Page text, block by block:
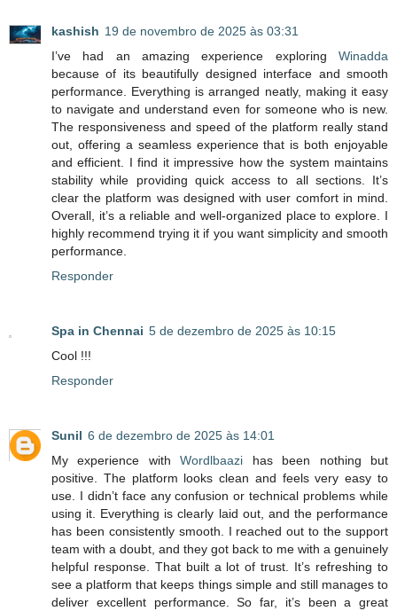
kashish 19 de novembro de 2025 às 03:31
I’ve had an amazing experience exploring Winadda
because of its beautifully designed interface and smooth
performance. Everything is arranged neatly, making it easy
to navigate and understand even for someone who is new.
The responsiveness and speed of the platform really stand
out, offering a seamless experience that is both enjoyable
and efficient. I find it impressive how the system maintains
stability while providing quick access to all sections. It’s
clear the platform was designed with user comfort in mind.
Overall, it’s a reliable and well-organized place to explore. I
highly recommend trying it if you want simplicity and smooth
performance.
Responder
Spa in Chennai 5 de dezembro de 2025 às 10:15
Cool !!!
Responder
Sunil 6 de dezembro de 2025 às 14:01
My experience withWordlbaazi has been nothing but
positive. The platform looks clean and feels very easy to
use. I didn’t face any confusion or technical problems while
using it. Everything is clearly laid out, and the performance
has been consistently smooth. I reached out to the support
team with a doubt, and they got back to me with a genuinely
helpful response. That built a lot of trust. It’s refreshing to
see a platform that keeps things simple and still manages to
deliver excellent performance. So far, it’s been a great